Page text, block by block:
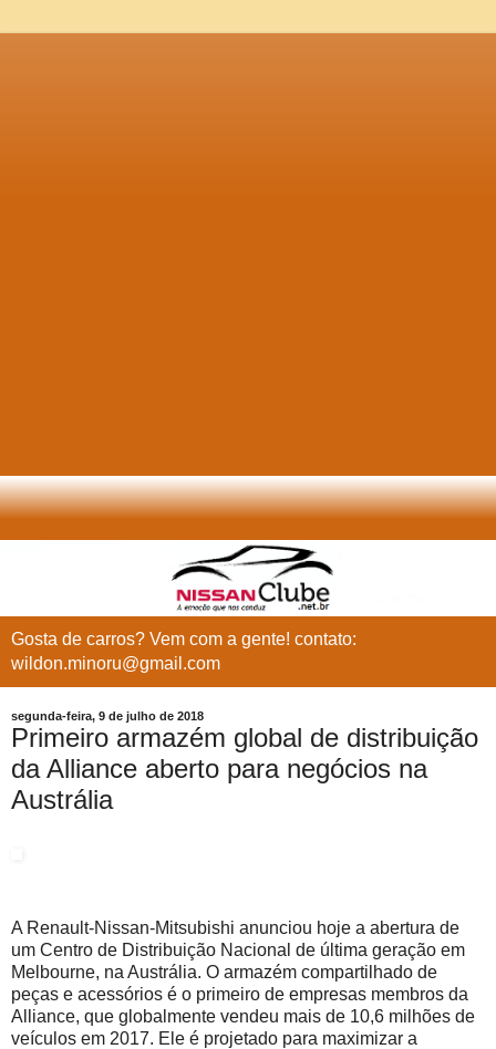
Gosta de carros? Vem com a gente! contato:
wildon.minoru@gmail.com
segunda-feira, 9 de julho de 2018
Primeiro armazém global de distribuição
da Alliance aberto para negócios na
Austrália
A Renault-Nissan-Mitsubishi anunciou hoje a abertura de
um Centro de Distribuição Nacional de última geração em
Melbourne, na Austrália. O armazém compartilhado de
peças e acessórios é o primeiro de empresas membros da
Alliance, que globalmente vendeu mais de 10,6 milhões de
veículos em 2017. Ele é projetado para maximizar a